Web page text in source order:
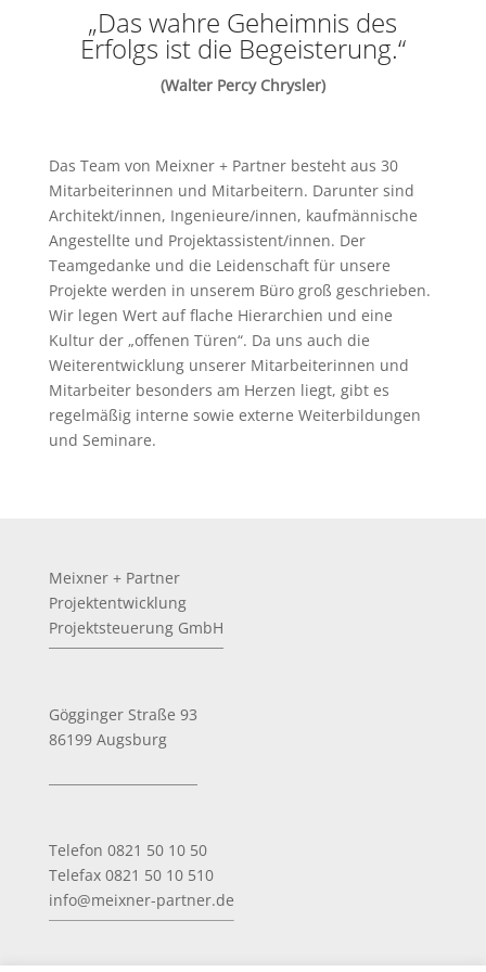
„Das wahre Geheimnis des
Erfolgs ist die Begeisterung.“
(Walter Percy Chrysler)
Das Team von Meixner + Partner besteht aus 30
Mitarbeiterinnen und Mitarbeitern. Darunter sind
Architekt/innen, Ingenieure/innen, kaufmännische
Angestellte und Projektassistent/innen. Der
Teamgedanke und die Leidenschaft für unsere
Projekte werden in unserem Büro groß geschrieben.
Wir legen Wert auf flache Hierarchien und eine
Kultur der „offenen Türen“. Da uns auch die
Weiterentwicklung unserer Mitarbeiterinnen und
Mitarbeiter besonders am Herzen liegt, gibt es
regelmäßig interne sowie externe Weiterbildungen
und Seminare.
Meixner + Partner
Projektentwicklung
Projektsteuerung GmbH
Gögginger Straße 93
86199 Augsburg
Telefon 0821 50 10 50
Telefax 0821 50 10 510
info@meixner-partner.de